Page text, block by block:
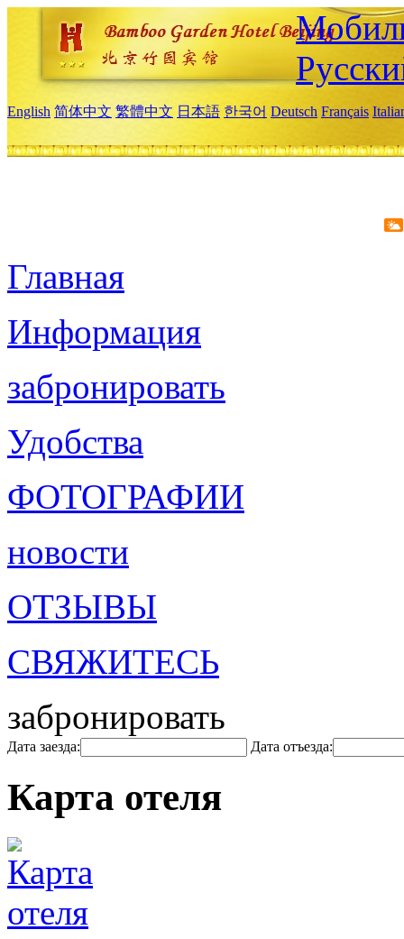
English 简体中文 繁體中文 日本語 한국어 Deutsch Français
Главная
Информация
забронировать
Удобства
ФОТОГРАФИИ
новости
ОТЗЫВЫ
СВЯЖИТЕСЬ
забронировать
Дата заезда: Дата отъезда:
Карта отеля